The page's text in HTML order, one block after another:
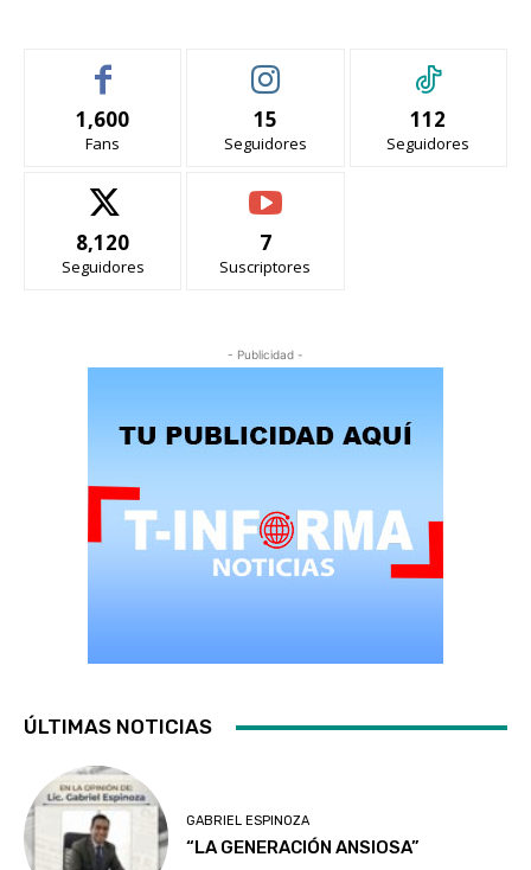
1,600
Fans
15
Seguidores
112
Seguidores
8,120
Seguidores
7
Suscriptores
- Publicidad -
ÚLTIMAS NOTICIAS
GABRIEL ESPINOZA
“LA GENERACIÓN ANSIOSA”